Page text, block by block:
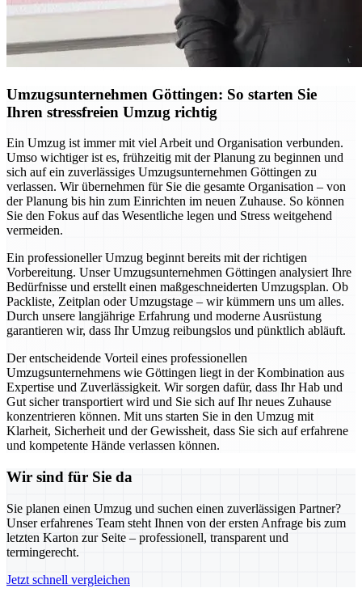
Umzugsunternehmen Göttingen: So starten Sie
Ihren stressfreien Umzug richtig
Ein Umzug ist immer mit viel Arbeit und Organisation verbunden.
Umso wichtiger ist es, frühzeitig mit der Planung zu beginnen und
sich auf ein zuverlässiges Umzugsunternehmen Göttingen zu
verlassen. Wir übernehmen für Sie die gesamte Organisation – von
der Planung bis hin zum Einrichten im neuen Zuhause. So können
Sie den Fokus auf das Wesentliche legen und Stress weitgehend
vermeiden.
Ein professioneller Umzug beginnt bereits mit der richtigen
Vorbereitung. Unser Umzugsunternehmen Göttingen analysiert Ihre
Bedürfnisse und erstellt einen maßgeschneiderten Umzugsplan. Ob
Packliste, Zeitplan oder Umzugstage – wir kümmern uns um alles.
Durch unsere langjährige Erfahrung und moderne Ausrüstung
garantieren wir, dass Ihr Umzug reibungslos und pünktlich abläuft.
Der entscheidende Vorteil eines professionellen
Umzugsunternehmens wie Göttingen liegt in der Kombination aus
Expertise und Zuverlässigkeit. Wir sorgen dafür, dass Ihr Hab und
Gut sicher transportiert wird und Sie sich auf Ihr neues Zuhause
konzentrieren können. Mit uns starten Sie in den Umzug mit
Klarheit, Sicherheit und der Gewissheit, dass Sie sich auf erfahrene
und kompetente Hände verlassen können.
Wir sind für Sie da
Sie planen einen Umzug und suchen einen zuverlässigen Partner?
Unser erfahrenes Team steht Ihnen von der ersten Anfrage bis zum
letzten Karton zur Seite – professionell, transparent und
termingerecht.
Jetzt schnell vergleichen